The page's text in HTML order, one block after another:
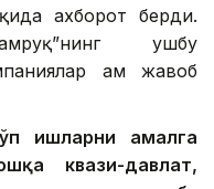
ахборот берди.
ушбу
ҳам жавоб
ишларни амалга
квази-давлат,